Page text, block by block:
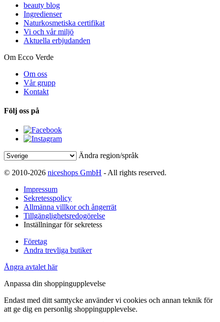
beauty blog
Ingredienser
Naturkosmetiska certifikat
Vi och vår miljö
Aktuella erbjudanden
Om Ecco Verde
Om oss
Vår grupp
Kontakt
Följ oss på
Ändra region/språk
© 2010-2026 niceshops GmbH - All rights reserved.
Impressum
Sekretesspolicy
Allmänna villkor och ångerrät
Tillgänglighetsredogörelse
Inställningar för sekretess
Företag
Andra trevliga butiker
Ångra avtalet här
Anpassa din shoppingupplevelse
Endast med ditt samtycke använder vi cookies och annan teknik för
att ge dig en personlig shoppingupplevelse.